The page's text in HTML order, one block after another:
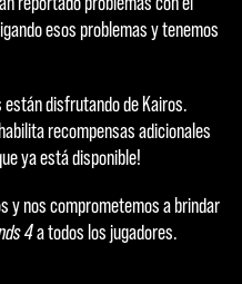
esos problemas y tenemos
disfrutando de Kairos.
recompensas adicionales
ya está disponible!
y nos comprometemos a brindar
4a todos los jugadores.